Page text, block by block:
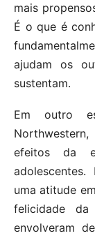
mais
É o que é
ajudam os
sustentam.
Em outro
efeitos da
uma atitude
felicidade
envolveram